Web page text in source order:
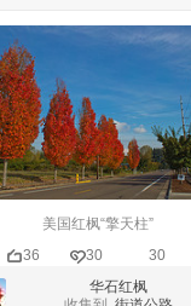
美国红枫“擎天柱”
36
30
30
华石红枫